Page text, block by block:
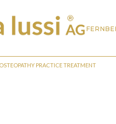
PRACTICE TREATMENT